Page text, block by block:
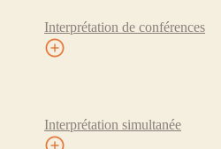
Interprétation de conférences
Interprétation simultanée